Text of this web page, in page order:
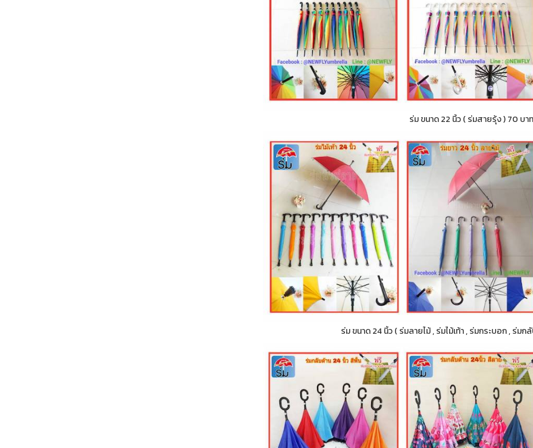
ร่ม ขนาด 22 นิ้ว ( ร่มสายรุ้ง ) 70 บาท
ร่ม ขนาด 24 นิ้ว ( ร่มลายไม้ , ร่มไม้เท้า , ร่มกระบอก , ร่มก